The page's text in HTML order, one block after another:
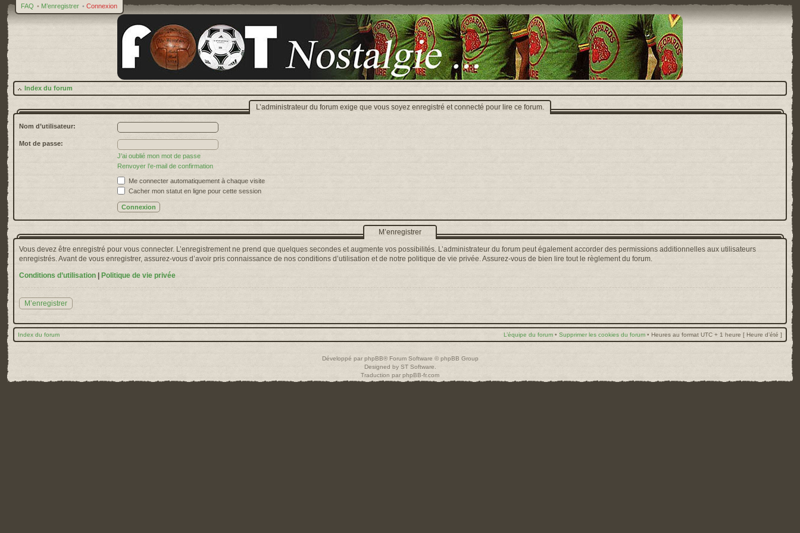
FAQ • M’enregistrer • Connexion
Index du forum
L’administrateur du forum exige que vous soyez enregistré et connecté pour lire ce forum.
Nom d’utilisateur:
Mot de passe:
J’ai oublié mon mot de passe
Renvoyer l’e-mail de confirmation
Me connecter automatiquement à chaque visite
Cacher mon statut en ligne pour cette session
M’enregistrer
Vous devez être enregistré pour vous connecter. L’enregistrement ne prend que quelques secondes et augmente vos possibilités. L’administrateur du forum peut également accorder des permissions additionnelles aux utilisateurs
enregistrés. Avant de vous enregistrer, assurez-vous d’avoir pris connaissance de nos conditions d’utilisation et de notre politique de vie privée. Assurez-vous de bien lire tout le règlement du forum.
Conditions d’utilisation
Politique de vie privée
M’enregistrer
Index du forum L’équipe du forum • Supprimer les cookies du forum • Heures au format UTC + 1 heure [ Heure d’été ]
Développé par phpBB® Forum Software © phpBB Group
Designed by ST Software
Traduction par phpBB-fr.com